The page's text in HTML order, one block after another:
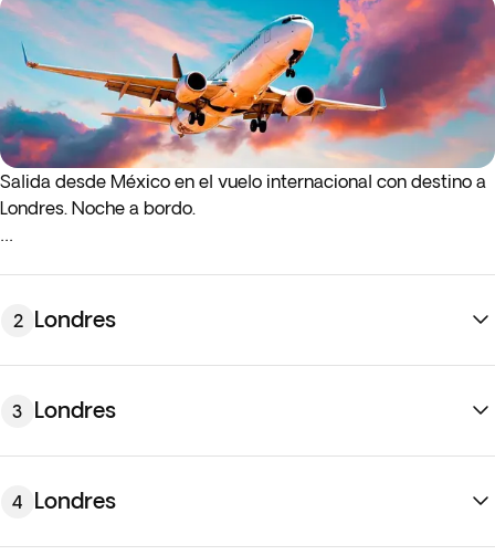
Salida desde México en el vuelo internacional con destino a
Londres. Noche a bordo.
anterior al día de salida indicado.
2 Londres
3 Londres
4 Londres